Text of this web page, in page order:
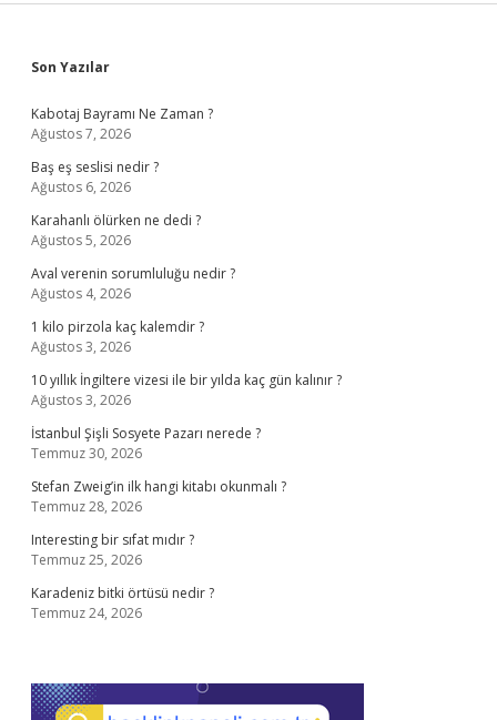
Sidebar
Son Yazılar
Kabotaj Bayramı Ne Zaman ?
Ağustos 7, 2026
Baş eş seslisi nedir ?
Ağustos 6, 2026
Karahanlı ölürken ne dedi ?
Ağustos 5, 2026
Aval verenin sorumluluğu nedir ?
Ağustos 4, 2026
1 kilo pirzola kaç kalemdir ?
Ağustos 3, 2026
10 yıllık İngiltere vizesi ile bir yılda kaç gün kalınır ?
Ağustos 3, 2026
İstanbul Şişli Sosyete Pazarı nerede ?
Temmuz 30, 2026
Stefan Zweig’in ilk hangi kitabı okunmalı ?
Temmuz 28, 2026
Interesting bir sıfat mıdır ?
Temmuz 25, 2026
Karadeniz bitki örtüsü nedir ?
Temmuz 24, 2026